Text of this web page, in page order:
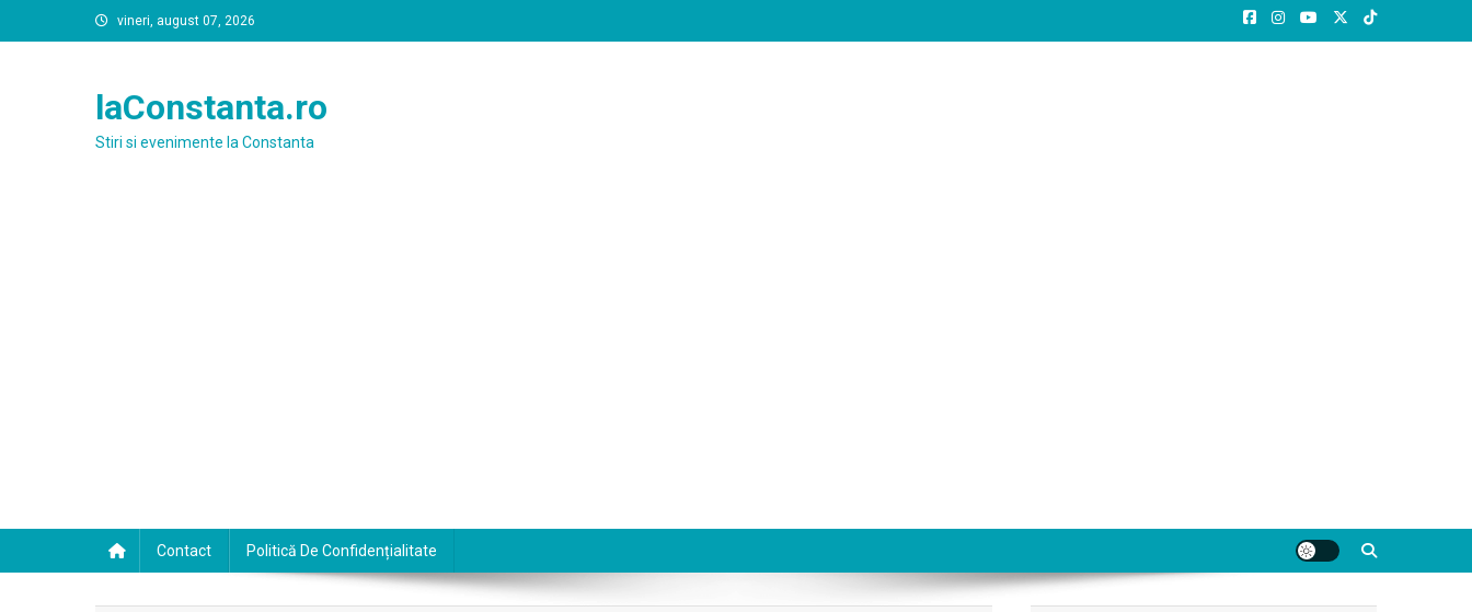
to
vineri, august 07, 2026
laConstanta.ro
Stiri si evenimente la Constanta
Contact Politică De Confidențialitate